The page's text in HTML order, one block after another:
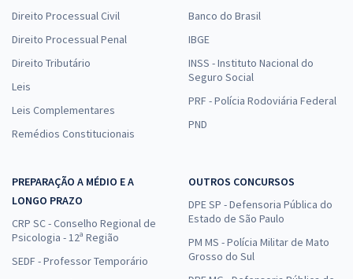
Direito Processual Civil
Direito Processual Penal
Direito Tributário
Leis
Leis Complementares
Remédios Constitucionais
Banco do Brasil
IBGE
INSS - Instituto Nacional do
Seguro Social
PRF - Polícia Rodoviária Federal
PND
PREPARAÇÃO A MÉDIO E A
LONGO PRAZO
CRP SC - Conselho Regional de
Psicologia - 12ª Região
SEDF - Professor Temporário
OUTROS CONCURSOS
DPE SP - Defensoria Pública do
Estado de São Paulo
PM MS - Polícia Militar de Mato
Grosso do Sul